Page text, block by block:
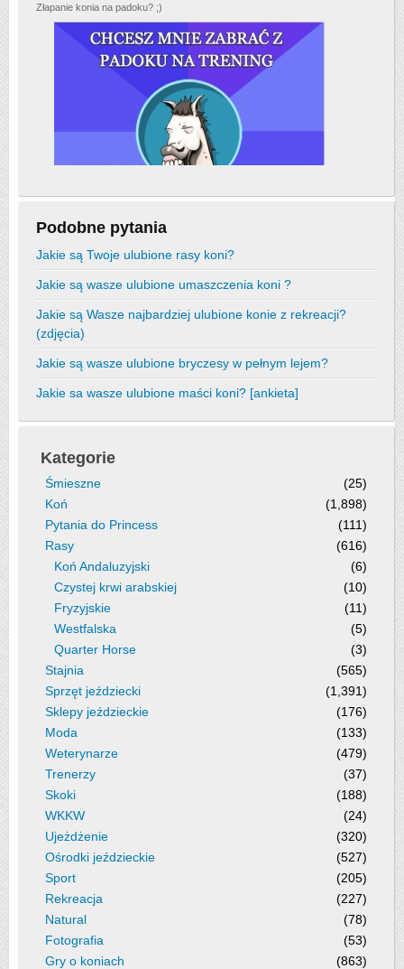
Złapanie konia na padoku? ;)
Podobne pytania
Jakie są Twoje ulubione rasy koni?
Jakie są wasze ulubione umaszczenia koni ?
Jakie są Wasze najbardziej ulubione konie z rekreacji?
(zdjęcia)
Jakie są wasze ulubione bryczesy w pełnym lejem?
Jakie sa wasze ulubione maści koni? [ankieta]
Kategorie
Śmieszne
(25)
Koń
(1,898)
Pytania do Princess
(111)
Rasy
(616)
Koń Andaluzyjski
(6)
Czystej krwi arabskiej
(10)
Fryzyjskie
(11)
Westfalska
(5)
Quarter Horse
(3)
Stajnia
(565)
Sprzęt jeździecki
(1,391)
Sklepy jeździeckie
(176)
Moda
(133)
Weterynarze
(479)
Trenerzy
(37)
Skoki
(188)
WKKW
(24)
Ujeżdżenie
(320)
Ośrodki jeździeckie
(527)
Sport
(205)
Rekreacja
(227)
Natural
(78)
Fotografia
(53)
Gry o koniach
(863)